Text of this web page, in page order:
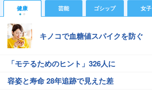
健康 芸能 ゴシップ 女子
キノコで血糖値スパイクを防ぐ
「モテるためのヒント」326人に
容姿と寿命 28年追跡で見えた差